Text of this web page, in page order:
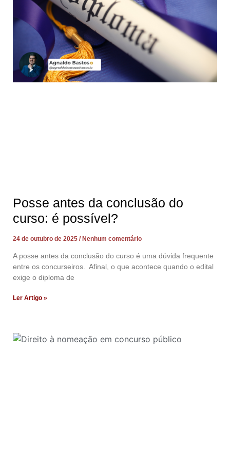
Posse antes da conclusão do
curso: é possível?
24 de outubro de 2025 Nenhum comentário
A posse antes da conclusão do curso é uma dúvida frequente
entre os concurseiros. Afinal, o que acontece quando o edital
exige o diploma de
Ler Artigo »